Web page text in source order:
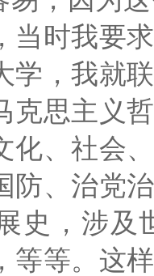
当时我要
学，我就
克思主义
化、社会
防、治党
史，涉及
等等。这